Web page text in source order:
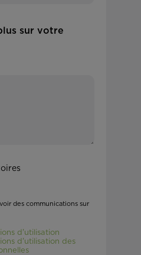
sur votre
des communications sur
d'utilisation
d'utilisation des